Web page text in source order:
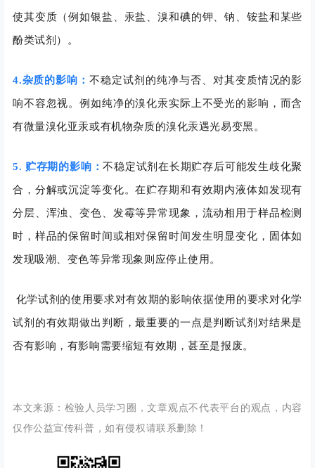
使其变质（例如银盐、汞盐、溴和碘的钾、钠、铵盐和某些
酚类试剂）。
4.杂质的影响：不稳定试剂的纯净与否、对其变质情况的影
响不容忽视。例如纯净的溴化汞实际上不受光的影响，而含
有微量溴化亚汞或有机物杂质的溴化汞遇光易变黑。
5. 贮存期的影响：不稳定试剂在长期贮存后可能发生歧化聚
合，分解或沉淀等变化。在贮存期和有效期内液体如发现有
分层、浑浊、变色、发霉等异常现象，流动相用于样品检测
时，样品的保留时间或相对保留时间发生明显变化，固体如
发现吸潮、变色等异常现象则应停止使用。
化学试剂的使用要求对有效期的影响依据使用的要求对化学
试剂的有效期做出判断，最重要的一点是判断试剂对结果是
否有影响，有影响需要缩短有效期，甚至是报废。
本文来源：检验人员学习圈，文章观点不代表平台的观点，内容
仅作公益宣传科普，如有侵权请联系删除！